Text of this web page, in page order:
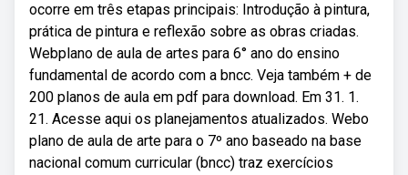
ocorre em três etapas principais: Introdução à pintura,
prática de pintura e reflexão sobre as obras criadas.
Webplano de aula de artes para 6° ano do ensino
fundamental de acordo com a bncc. Veja também + de
200 planos de aula em pdf para download. Em 31. 1.
21. Acesse aqui os planejamentos atualizados. Webo
plano de aula de arte para o 7º ano baseado na base
nacional comum curricular (bncc) traz exercícios